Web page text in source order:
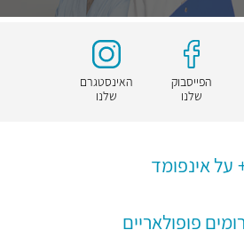
הפייסבוק
שלנו
האינסטגרם
שלנו
על אינפומד
פופולאריים